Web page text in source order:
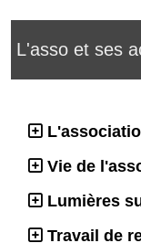
L'asso et ses
Vie de
Lumières
Travail de